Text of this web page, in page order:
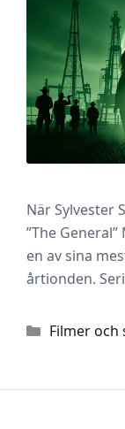
När Sylvester
”The
en av sina
årtionden.
Kategorier
Filmer och